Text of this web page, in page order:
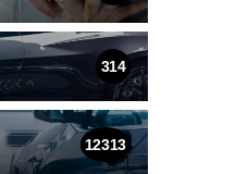
314
12313